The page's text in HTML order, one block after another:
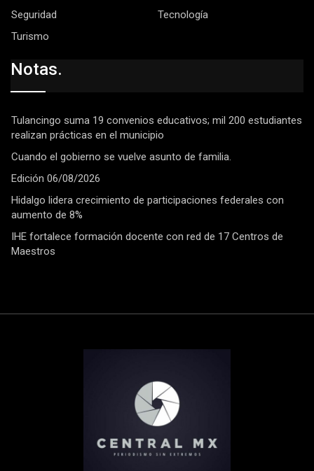
Seguridad
Tecnología
Turismo
Notas.
Tulancingo suma 19 convenios educativos; mil 200 estudiantes
realizan prácticas en el municipio
Cuando el gobierno se vuelve asunto de familia.
Edición 06/08/2026
Hidalgo lidera crecimiento de participaciones federales con
aumento de 8%
IHE fortalece formación docente con red de 17 Centros de
Maestros